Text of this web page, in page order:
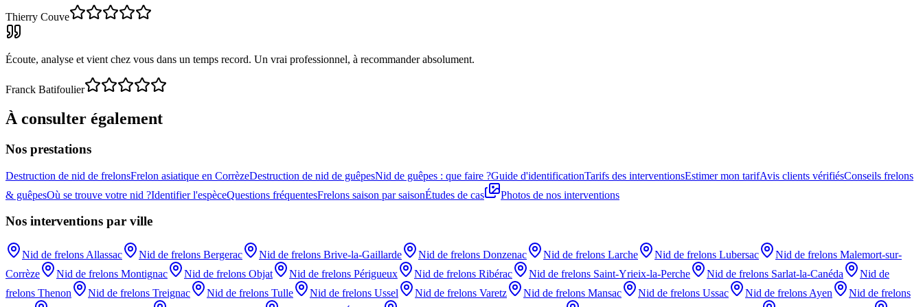
Thierry Couve
Écoute, analyse et vient chez vous dans un temps record. Un vrai professionnel, à recommander absolument.
Franck Batifoulier
À consulter également
Nos prestations
Destruction de nid de frelonsFrelon asiatique en CorrèzeDestruction de nid de guêpesNid de guêpes : que faire ?Guide d'identificationTarifs des interventionsEstimer mon tarifAvis clients vérifiésConseils frelons
& guêpesOù se trouve votre nid ?Identifier l'espèceQuestions fréquentesFrelons saison par saisonÉtudes de cas Photos de nos interventions
Nos interventions par ville
Nid de frelons Allassac Nid de frelons Bergerac Nid de frelons Brive-la-Gaillarde Nid de frelons Donzenac Nid de frelons Larche Nid de frelons Lubersac Nid de frelons Malemort-sur-
Corrèze
Nid de frelons Montignac Nid de frelons Objat Nid de frelons Périgueux Nid de frelons Ribérac Nid de frelons Saint-Yrieix-la-Perche Nid de frelons Sarlat-la-Canéda
Nid de
frelons Thenon Nid de frelons Treignac Nid de frelons Tulle Nid de frelons Ussel Nid de frelons Varetz Nid de frelons Mansac Nid de frelons Ussac Nid de frelons Ayen
Nid de frelons